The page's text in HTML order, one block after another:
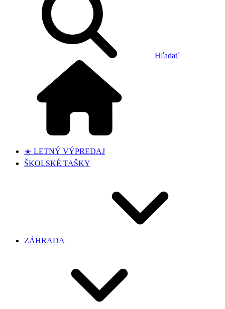
Hľadať
☀️ LETNÝ VÝPREDAJ
ŠKOLSKÉ TAŠKY
ZÁHRADA